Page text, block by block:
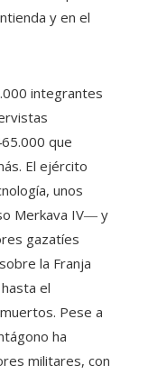
y en el
integrantes
que
El ejército
unos
Merkava IV― y
gazatíes
la Franja
el
Pese a
ha
militares, con